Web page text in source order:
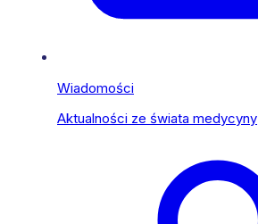
Wiadomości
Aktualności ze świata medycyny